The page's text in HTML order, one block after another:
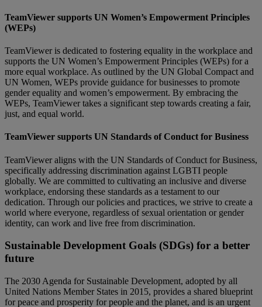
TeamViewer supports UN Women’s Empowerment Principles
(WEPs)
TeamViewer is dedicated to fostering equality in the workplace and
supports the UN Women’s Empowerment Principles (WEPs) for a
more equal workplace. As outlined by the UN Global Compact and
UN Women, WEPs provide guidance for businesses to promote
gender equality and women’s empowerment. By embracing the
WEPs, TeamViewer takes a significant step towards creating a fair,
just, and equal world.
TeamViewer supports UN Standards of Conduct for Business
TeamViewer aligns with the UN Standards of Conduct for Business,
specifically addressing discrimination against LGBTI people
globally. We are committed to cultivating an inclusive and diverse
workplace, endorsing these standards as a testament to our
dedication. Through our policies and practices, we strive to create a
world where everyone, regardless of sexual orientation or gender
identity, can work and live free from discrimination.
Sustainable Development Goals (SDGs) for a better
future
The 2030 Agenda for Sustainable Development, adopted by all
United Nations Member States in 2015, provides a shared blueprint
for peace and prosperity for people and the planet, and is an urgent